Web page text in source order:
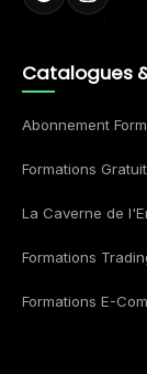
Catalogues
Abonnement
Formations
La Caverne de
Formations
Formations E-